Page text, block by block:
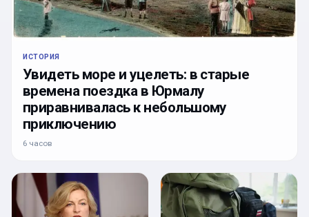
ИСТОРИЯ
Увидеть море и уцелеть: в старые
времена поездка в Юрмалу
приравнивалась к небольшому
приключению
6 часов